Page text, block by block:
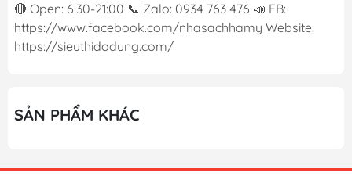
🔴 Open: 6:30-21:00 📞 Zalo: 0934 763 476 📣 FB:
https://www.facebook.com/nhasachhamy Website:
https://sieuthidodung.com/
SẢN PHẨM KHÁC